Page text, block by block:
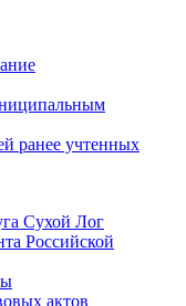
ранее учтенных
Сухой Лог
Российской
актов